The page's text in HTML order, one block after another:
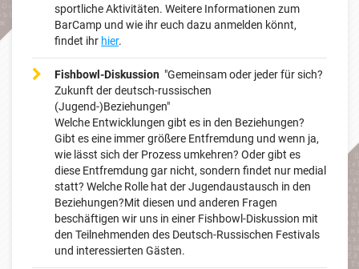
sportliche Aktivitäten. Weitere Informationen zum
BarCamp und wie ihr euch dazu anmelden könnt,
findet ihr hier.
Fishbowl-Diskussion "Gemeinsam oder jeder für sich?
Zukunft der deutsch-russischen
(Jugend-)Beziehungen"
Welche Entwicklungen gibt es in den Beziehungen?
Gibt es eine immer größere Entfremdung und wenn ja,
wie lässt sich der Prozess umkehren? Oder gibt es
diese Entfremdung gar nicht, sondern findet nur medial
statt? Welche Rolle hat der Jugendaustausch in den
Beziehungen?Mit diesen und anderen Fragen
beschäftigen wir uns in einer Fishbowl-Diskussion mit
den Teilnehmenden des Deutsch-Russischen Festivals
und interessierten Gästen.